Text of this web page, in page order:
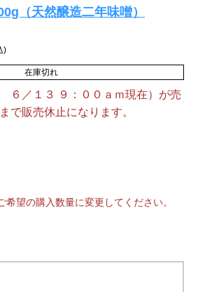
（天然醸造二年味噌）
在庫切れ
６／１３ ９：００ａｍ現在）が売
で販売休止になります。
希望の購入数量に変更してください。